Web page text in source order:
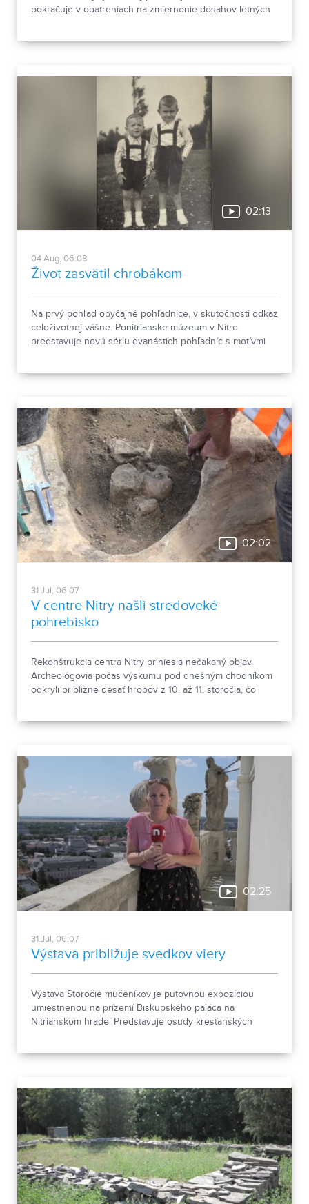
pokračuje v opatreniach na zmiernenie dosahov letných
02:13
04.Aug, 06:08
Život zasvätil chrobákom
Na prvý pohľad obyčajné pohľadnice, v skutočnosti odkaz
celoživotnej vášne. Ponitrianske múzeum v Nitre
predstavuje novú sériu dvanástich pohľadníc s motívmi
odchode.
02:02
31.Jul, 06:07
V centre Nitry našli stredoveké
pohrebisko
Rekonštrukcia centra Nitry priniesla nečakaný objav.
Archeológovia počas výskumu pod dnešným chodníkom
odkryli približne desať hrobov z 10. až 11. storočia, čo
02:25
31.Jul, 06:07
Výstava približuje svedkov viery
Výstava Storočie mučeníkov je putovnou expozíciou
umiestnenou na prízemí Biskupského paláca na
Nitrianskom hrade. Predstavuje osudy kresťanských